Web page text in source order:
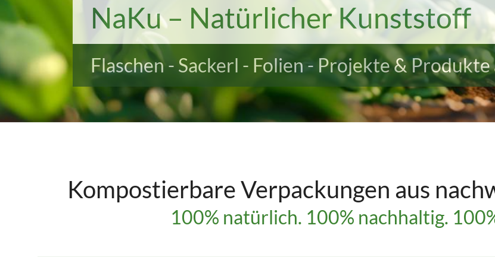
NaKu – Natürlicher Kunststoff
Flaschen - Sackerl - Folien - Projekte &
Kompostierbare Verpackungen aus
100% natürlich. 100% nachhaltig.